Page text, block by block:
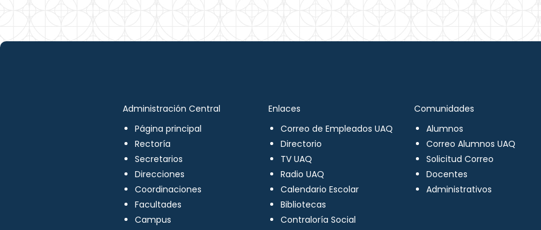
Administración Central
Página principal
Rectoría
Secretarios
Direcciones
Coordinaciones
Facultades
Campus
Enlaces
Correo de Empleados UAQ
Directorio
TV UAQ
Radio UAQ
Calendario Escolar
Bibliotecas
Contraloría Social
Comunidades
Alumnos
Correo Alumnos UAQ
Solicitud Correo
Docentes
Administrativos